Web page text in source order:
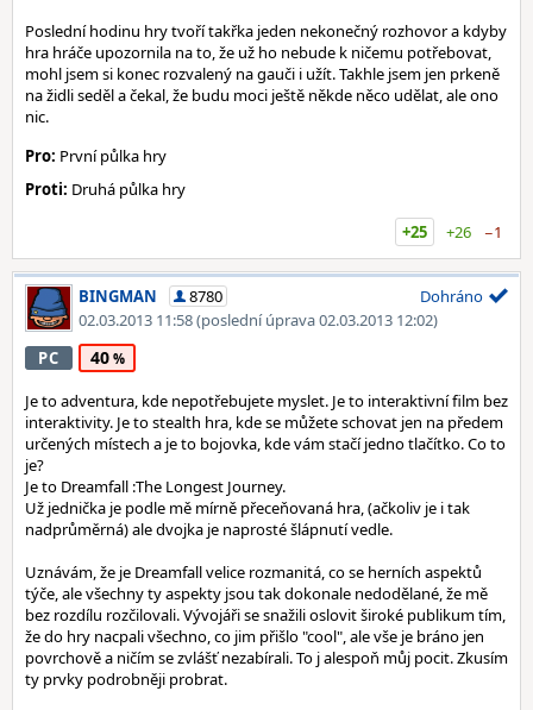
Poslední hodinu hry tvoří takřka jeden nekonečný rozhovor a kdyby
hra hráče upozornila na to, že už ho nebude k ničemu potřebovat,
mohl jsem si konec rozvalený na gauči i užít. Takhle jsem jen prkeně
na židli seděl a čekal, že budu moci ještě někde něco udělat, ale ono
nic.
Pro: První půlka hry
Proti: Druhá půlka hry
+25
+26 −1
BINGMAN
8780
02.03.2013 11:58(poslední úprava 02.03.2013 12:02)
Dohráno
PC 40
Je to adventura, kde nepotřebujete myslet. Je to interaktivní film bez
interaktivity. Je to stealth hra, kde se můžete schovat jen na předem
určených místech a je to bojovka, kde vám stačí jedno tlačítko. Co to
je?
Je to Dreamfall :The Longest Journey.
Už jednička je podle mě mírně přeceňovaná hra, (ačkoliv je i tak
nadprůměrná) ale dvojka je naprosté šlápnutí vedle.
Uznávám, že je Dreamfall velice rozmanitá, co se herních aspektů
týče, ale všechny ty aspekty jsou tak dokonale nedodělané, že mě
bez rozdílu rozčilovali. Vývojáři se snažili oslovit široké publikum tím,
že do hry nacpali všechno, co jim přišlo "cool", ale vše je bráno jen
povrchově a ničím se zvlášť nezabírali. To j alespoň můj pocit. Zkusím
ty prvky podrobněji probrat.